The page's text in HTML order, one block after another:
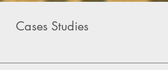
Cases Studies